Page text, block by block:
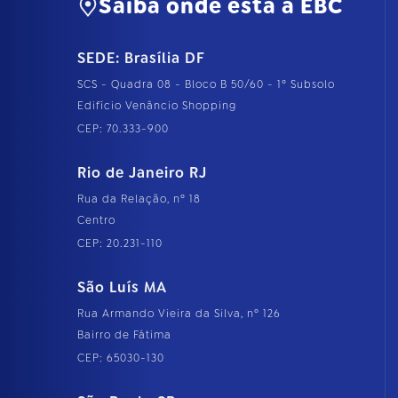
Saiba onde está a EBC
SEDE: Brasília DF
SCS - Quadra 08 - Bloco B 50/60 - 1º Subsolo
Edifício Venâncio Shopping
CEP: 70.333-900
Rio de Janeiro RJ
Rua da Relação, nº 18
Centro
CEP: 20.231-110
São Luís MA
Rua Armando Vieira da Silva, nº 126
Bairro de Fátima
CEP: 65030-130